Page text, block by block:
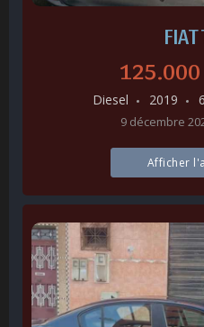
125.000
Diesel 2019
9 décembre
Afficher